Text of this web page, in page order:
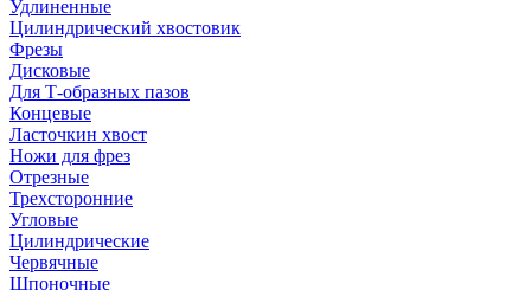
Удлиненные
Цилиндрический хвостовик
Фрезы
Дисковые
Для Т-образных пазов
Концевые
Ласточкин хвост
Ножи для фрез
Отрезные
Трехсторонние
Угловые
Цилиндрические
Червячные
Шпоночные